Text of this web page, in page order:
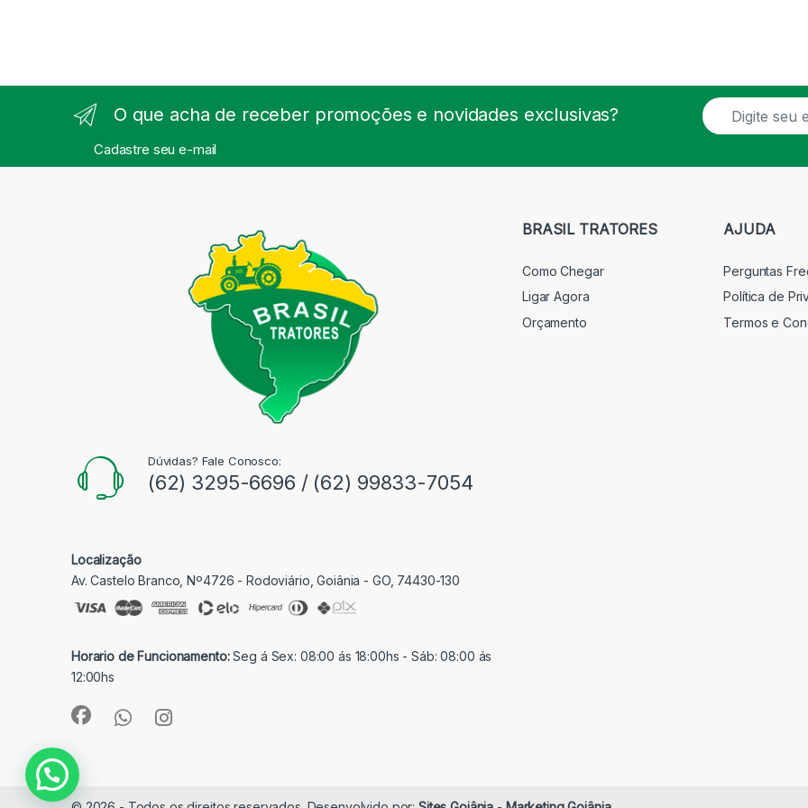
O que acha de receber promoções e novidades exclusivas?
Cadastre seu e-mail
E
m
Dúvidas? Fale Conosco:
(62) 3295-6696 / (62) 99833-7054
Localização
Av. Castelo Branco, Nº4726 - Rodoviário, Goiânia - GO, 74430-130
Horario de Funcionamento:Seg á Sex: 08:00 ás 18:00hs - Sáb: 08:00 ás
12:00hs
BRASIL TRATORES
Como Chegar
Ligar Agora
Orçamento
AJUDA
Perguntas
Política de
Termos e